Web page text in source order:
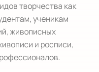
творчества как
ученикам
живописных
и росписи,